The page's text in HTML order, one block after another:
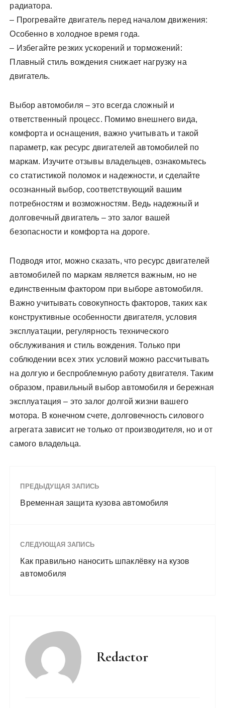
радиатора.
– Прогревайте двигатель перед началом движения:
Особенно в холодное время года.
– Избегайте резких ускорений и торможений:
Плавный стиль вождения снижает нагрузку на
двигатель.
Выбор автомобиля – это всегда сложный и
ответственный процесс. Помимо внешнего вида,
комфорта и оснащения, важно учитывать и такой
параметр, как ресурс двигателей автомобилей по
маркам. Изучите отзывы владельцев, ознакомьтесь
со статистикой поломок и надежности, и сделайте
осознанный выбор, соответствующий вашим
потребностям и возможностям. Ведь надежный и
долговечный двигатель – это залог вашей
безопасности и комфорта на дороге.
Подводя итог, можно сказать, что ресурс двигателей
автомобилей по маркам является важным, но не
единственным фактором при выборе автомобиля.
Важно учитывать совокупность факторов, таких как
конструктивные особенности двигателя, условия
эксплуатации, регулярность технического
обслуживания и стиль вождения. Только при
соблюдении всех этих условий можно рассчитывать
на долгую и беспроблемную работу двигателя. Таким
образом, правильный выбор автомобиля и бережная
эксплуатация – это залог долгой жизни вашего
мотора. В конечном счете, долговечность силового
агрегата зависит не только от производителя, но и от
самого владельца.
ПРЕДЫДУЩАЯ ЗАПИСЬ
Временная защита кузова автомобиля
СЛЕДУЮЩАЯ ЗАПИСЬ
Как правильно наносить шпаклёвку на кузов
автомобиля
Redactor